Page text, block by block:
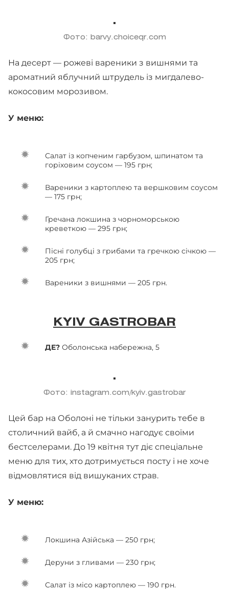
Фото: barvy.choiceqr.com
На десерт — рожеві вареники з вишнями та
ароматний яблучний штрудель із мигдалево-
кокосовим морозивом.
У меню:
Салат із копченим гарбузом, шпинатом та
горіховим соусом — 195 грн;
Вареники з картоплею та вершковим соусом
— 175 грн;
Гречана локшина з чорноморською
креветкою — 295 грн;
Пісні голубці з грибами та гречкою січкою —
205 грн;
Вареники з вишнями — 205 грн.
KYIV GASTROBAR
ДЕ? Оболонська набережна, 5
Фото: instagram.com/kyiv.gastrobar
Цей бар на Оболоні не тільки занурить тебе в
столичний вайб, а й смачно нагодує своїми
бестселерами. До 19 квітня тут діє спеціальне
меню для тих, хто дотримується посту і не хоче
відмовлятися від вишуканих страв.
У меню:
Локшина Азійська — 250 грн;
Деруни з гливами — 230 грн;
Салат із місо картоплею — 190 грн.